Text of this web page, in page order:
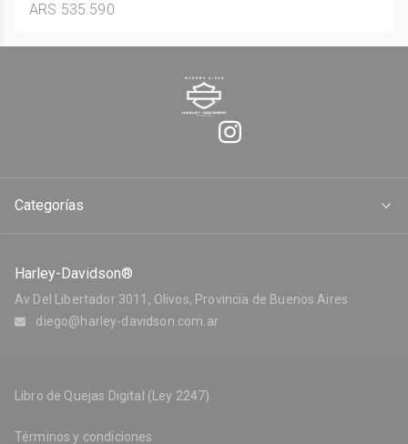
ARS 535.590
Categorías
Harley-Davidson®
Av Del Libertador 3011, Olivos, Provincia de Buenos Aires
diego@harley-davidson.com.ar
Libro de Quejas Digital (Ley 2247)
Términos y condiciones